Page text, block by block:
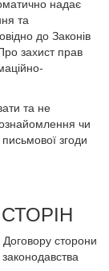
надає
та
до Законів
захист прав
та не
чи
згоди
сторони
законодавства